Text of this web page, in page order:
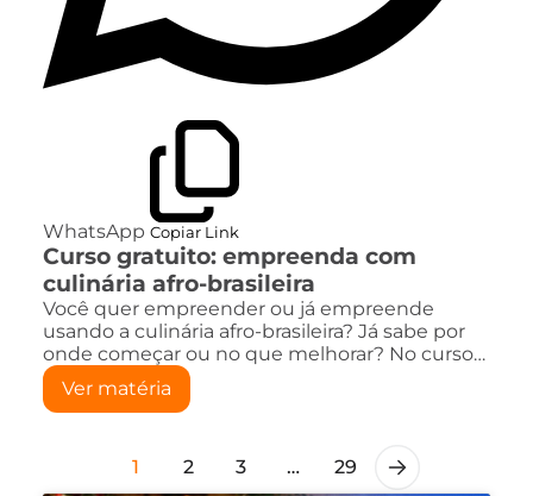
WhatsApp Copiar Link
Curso gratuito: empreenda com
culinária afro-brasileira
Você quer empreender ou já empreende
usando a culinária afro-brasileira? Já sabe por
onde começar ou no que melhorar? No curso…
Ver matéria
1 2 3 … 29